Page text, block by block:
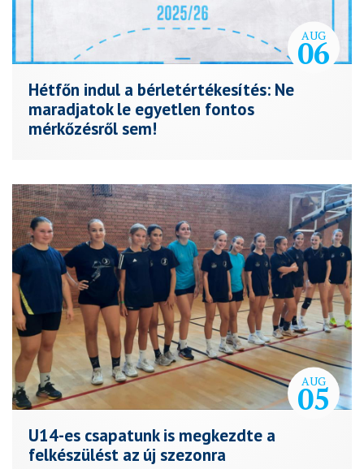
AUG
06
Hétfőn indul a bérletértékesítés: Ne
maradjatok le egyetlen fontos
mérkőzésről sem!
AUG
05
U14-es csapatunk is megkezdte a
felkészülést az új szezonra